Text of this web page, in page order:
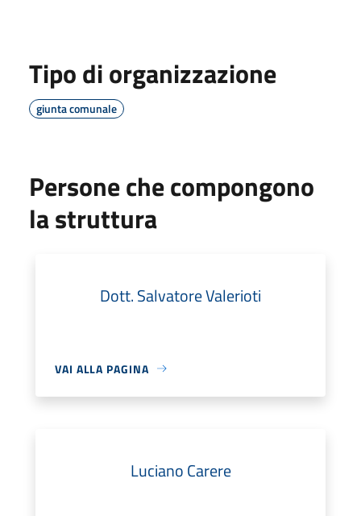
Tipo di organizzazione
giunta comunale
Persone che compongono
la struttura
Dott. Salvatore Valerioti
VAI ALLA PAGINA
Luciano Carere